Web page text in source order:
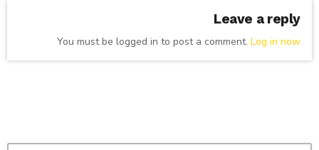
Leave a reply
You must be logged in to post a comment. Log in now